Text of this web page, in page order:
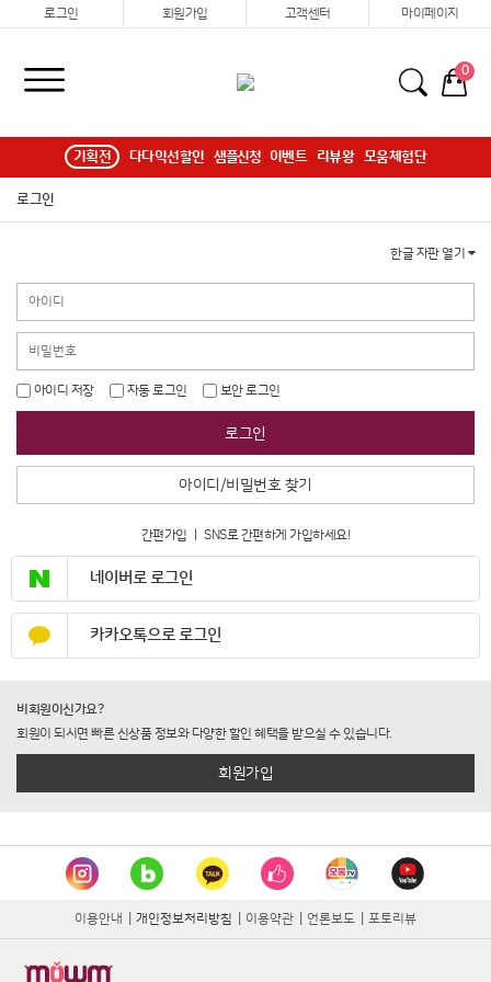
로그인 회원가입 고객센터 마이페이지
0
기획전 다다익선할인 샘플신청 이벤트 리뷰왕 모움체험단
로그인
한글 자판 열기
아이디 저장 자동 로그인 보안 로그인
로그인
아이디/비밀번호 찾기
간편가입 ㅣ SNS로 간편하게 가입하세요!
네이버로 로그인
카카오톡으로 로그인
비회원이신가요?
회원이 되시면 빠른 신상품 정보와 다양한 할인 혜택을 받으실 수 있습니다.
회원가입
이용안내 개인정보처리방침 이용약관 언론보도 포토리뷰